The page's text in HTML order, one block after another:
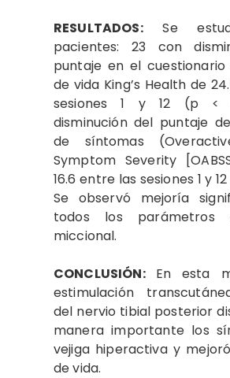
RESULTADOS:Se
pacientes: 23 con
puntaje en el
de vida King’s Health de
sesiones 1 y 12 (p <
disminución del puntaje
de síntomas
Symptom Severity
16.6 entre las sesiones 1 y
Se observó mejoría
todos los parámetros
miccional.
CONCLUSIÓN: En esta
estimulación
del nervio tibial posterior
manera importante los
vejiga hiperactiva y
de vida.